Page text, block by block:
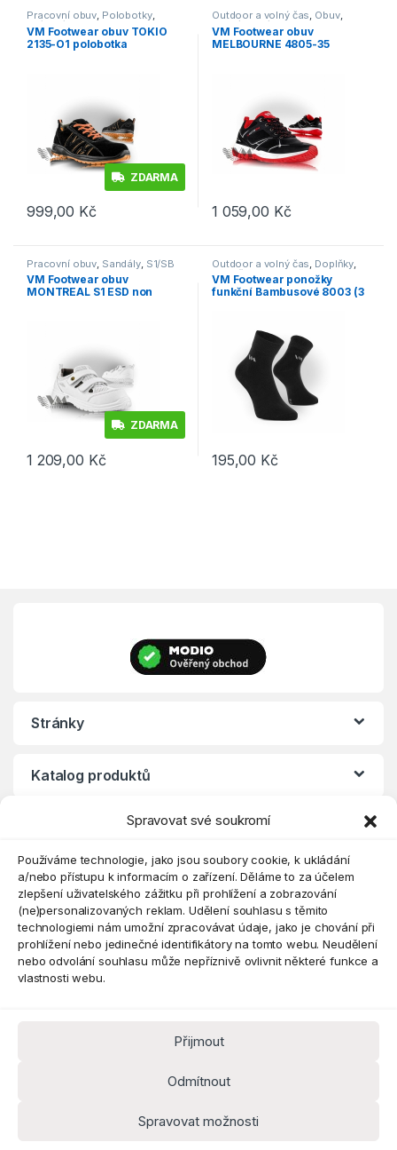
Spravovat své soukromí
Používáme technologie, jako jsou soubory cookie, k ukládání
a/nebo přístupu k informacím o zařízení. Děláme to za účelem
zlepšení uživatelského zážitku při prohlížení a zobrazování
(ne)personalizovaných reklam. Udělení souhlasu s těmito
technologiemi nám umožní zpracovávat údaje, jako je chování při
prohlížení nebo jedinečné identifikátory na tomto webu. Neudělení
nebo odvolání souhlasu může nepříznivě ovlivnit některé funkce a
vlastnosti webu.
Přijmout
Odmítnout
Spravovat možnosti
Pracovní obuv, Polobotky,
O1/O1P/O2
VM Footwear obuv TOKIO
2135-O1 polobotka
ZDARMA
999,00 Kč
Tento produkt má více variant. Možnosti lze vybrat na stránce
Outdoor a volný čas, Obuv,
Vycházková
VM Footwear obuv
MELBOURNE 4805-35
1 059,00 Kč
Tento produkt má více
Pracovní obuv Sandály, S1/SB
VM Footwear obuv
MONTREAL S1 ESD non
ZDARMA
1 209,00 Kč
Tento produkt má více variant. Možnosti lze vybrat na stránce
Outdoor a volný čas Doplňky
Ponožky
VM Footwear ponožky
funkční Bambusové 8003 (3
195,00 Kč
Tento produkt má více
Stránky
Katalog produktů
Máte dotaz? Kontaktujte nás
k.cz
Kancelář 8:30 - 16:00